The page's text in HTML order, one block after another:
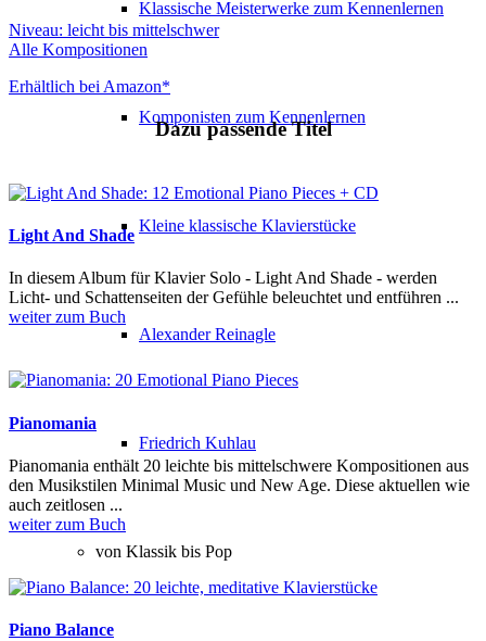
Klassische Meisterwerke zum Kennenlernen
Komponisten zum Kennenlernen
Kleine klassische Klavierstücke
Alexander Reinagle
Friedrich Kuhlau
von Klassik bis Pop
Niveau: leicht bis mittelschwer
Alle Kompositionen
Erhältlich bei Amazon*
Dazu passende Titel
Light And Shade
In diesem Album für Klavier Solo - Light And Shade - werden
Licht- und Schattenseiten der Gefühle beleuchtet und entführen ...
weiter zum Buch
Pianomania
Pianomania enthält 20 leichte bis mittelschwere Kompositionen aus
den Musikstilen Minimal Music und New Age. Diese aktuellen wie
auch zeitlosen ...
weiter zum Buch
Piano Balance